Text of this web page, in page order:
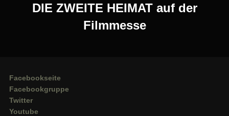
DIE ZWEITE HEIMAT auf der
Filmmesse
Facebookseite
Facebookgruppe
Twitter
Youtube